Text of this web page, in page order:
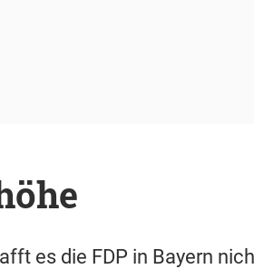
es die FDP in Bayern